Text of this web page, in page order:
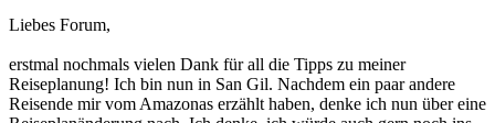
Liebes Forum,
erstmal nochmals vielen Dank für all die Tipps zu meiner
Reiseplanung! Ich bin nun in San Gil. Nachdem ein paar andere
Reisende mir vom Amazonas erzählt haben, denke ich nun über eine